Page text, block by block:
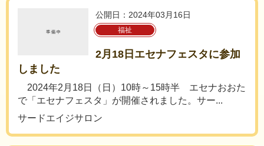
公開日：2024年03月16日
福祉
2月18日エセナフェスタに参加
しました
2024年2月18日（日）10時～15時半 エセナおおた
で「エセナフェスタ」が開催されました。サー...
サードエイジサロン